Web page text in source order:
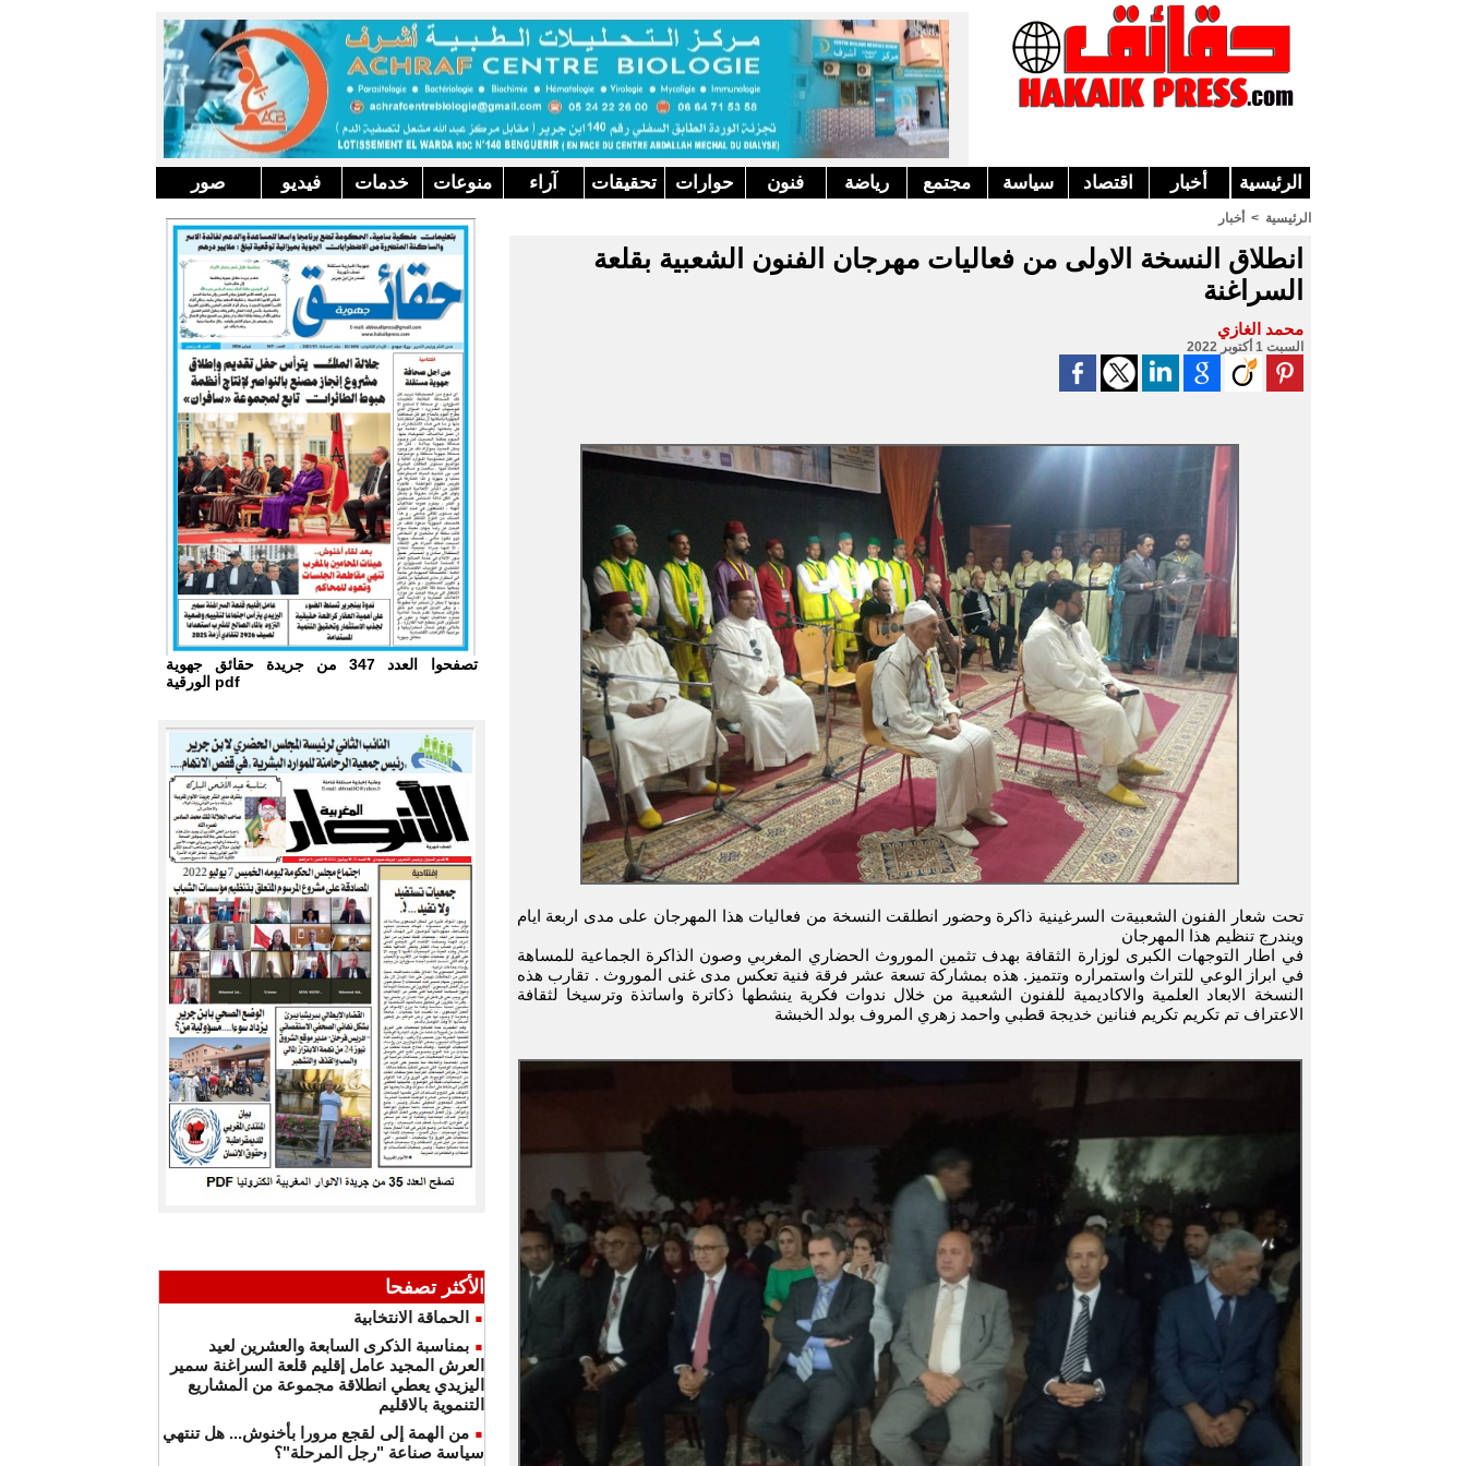
الرئيسية أخبار اقتصاد سياسة مجتمع رياضة فنون حوارات تحقيقات آراء منوعات خدمات فيديو صور
تصفحوا العدد 347 من جريدة حقائق جهوية
الورقية pdf
الأكثر تصفحا
الحماقة الانتخابية
بمناسبة الذكرى السابعة والعشرين لعيد
العرش المجيد عامل إقليم قلعة السراغنة سمير
اليزيدي يعطي انطلاقة مجموعة من المشاريع
التنموية بالاقليم
من الهمة إلى لقجع مرورا بأخنوش... هل تنتهي
سياسة صناعة "رجل المرحلة"؟
الرئيسية > أخبار
انطلاق النسخة الاولى من فعاليات مهرجان الفنون الشعبية بقلعة
السراغنة
محمد الغازي
السبت 1 أكتوبر 2022
تحت شعار الفنون الشعبيةت السرغينية ذاكرة وحضور انطلقت النسخة من فعاليات هذا المهرجان على مدى اربعة ايام
ويندرج تنظيم هذا المهرجان
في اطار التوجهات الكبرى لوزارة الثقافة بهدف تثمين الموروث الحضاري المغربي وصون الذاكرة الجماعية للمساهة
في ابراز الوعي للتراث واستمراره وتتميز. هذه بمشاركة تسعة عشر فرقة فنية تعكس مدى غنى الموروث . تقارب هذه
النسخة الابعاد العلمية والاكاديمية للفنون الشعبية من خلال ندوات فكرية ينشطها ذكاترة واساتذة وترسيخا لثقافة
الاعتراف تم تكريم تكريم فنانين خديجة قطبي واحمد زهري المروف بولد الخبشة